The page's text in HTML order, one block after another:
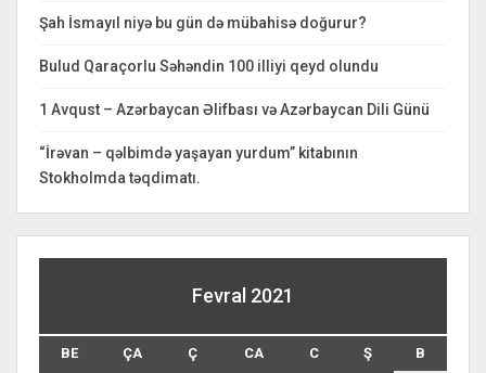
Şah İsmayıl niyə bu gün də mübahisə doğurur?
Bulud Qaraçorlu Səhəndin 100 illiyi qeyd olundu
1 Avqust – Azərbaycan Əlifbası və Azərbaycan Dili Günü
“İrəvan – qəlbimdə yaşayan yurdum” kitabının
Stokholmda təqdimatı.
Fevral 2021
BE ÇA Ç CA C Ş B